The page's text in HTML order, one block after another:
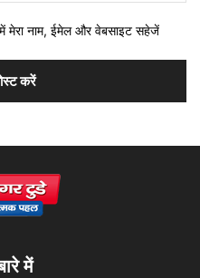
मेरा नाम, ईमेल और वेबसाइट सहेजें
में